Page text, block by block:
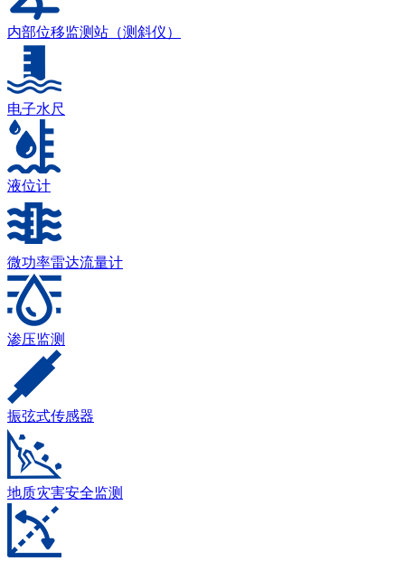
内部位移监测站（测斜仪）
电子水尺
液位计
微功率雷达流量计
渗压监测
振弦式传感器
地质灾害安全监测